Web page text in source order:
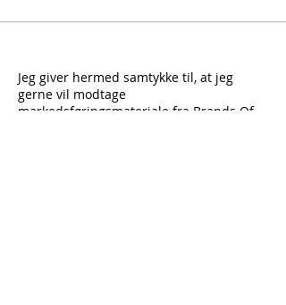
Jeg giver hermed samtykke til, at jeg
gerne vil modtage
markedsføringsmateriale fra Brands Of